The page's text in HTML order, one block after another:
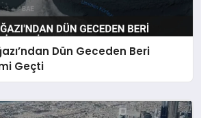
Dün Geceden Beri
Geçti